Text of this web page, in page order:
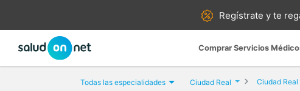
Regístrate yte
Comprar Servicios
Todas las especialidades Ciudad Real Ciudad Real